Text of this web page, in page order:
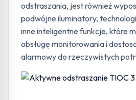
odstraszania, jest również
podwójne iluminatory,
inne inteligentne funkcje, które
obsługę monitorowania i
alarmowy do rzeczywistych